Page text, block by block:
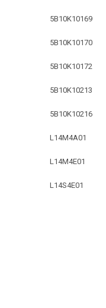
5B10K10169
5B10K10170
5B10K10172
5B10K10213
5B10K10216
L14M4A01
L14M4E01
L14S4E01